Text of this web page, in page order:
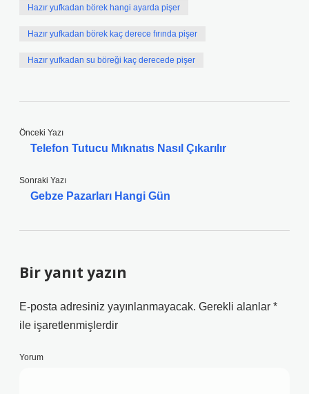
Hazır yufkadan börek hangi ayarda pişer
Hazır yufkadan börek kaç derece fırında pişer
Hazır yufkadan su böreği kaç derecede pişer
Önceki Yazı
Telefon Tutucu Mıknatıs Nasıl Çıkarılır
Sonraki Yazı
Gebze Pazarları Hangi Gün
Bir yanıt yazın
E-posta adresiniz yayınlanmayacak. Gerekli alanlar *
ile işaretlenmişlerdir
Yorum